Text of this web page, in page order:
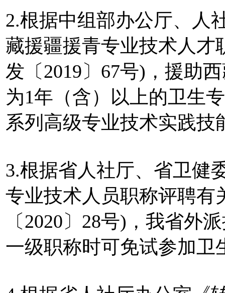
2.根据中组部办公厅、人
藏援疆援青专业技术人才
发〔2019〕67号)，援助
为1年（含）以上的卫生
系列高级专业技术实践技
3.根据省人社厅、省卫健
专业技术人员职称评聘有
〔2020〕28号)，我省外
一级职称时可免试参加卫